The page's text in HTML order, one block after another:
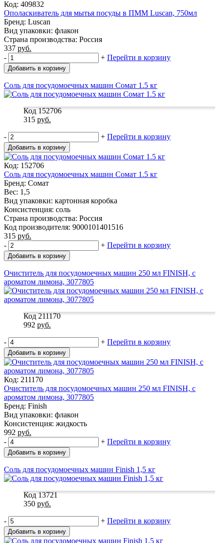
Код: 409832
Ополаскиватель для мытья посуды в ПММ Luscan, 750мл
Бренд: Luscan
Вид упаковки: флакон
Страна производства: Россия
337 руб.
-
+ Перейти в корзину
Добавить в корзину
Соль для посудомоечных машин Сомат 1.5 кг
Код 152706
315 руб.
- + Перейти в корзину
Добавить в корзину
Код: 152706
Соль для посудомоечных машин Сомат 1.5 кг
Бренд: Сомат
Вес: 1,5
Вид упаковки: картонная коробка
Консистенция: соль
Страна производства: Россия
Код производителя: 9000101401516
315 руб.
-
+ Перейти в корзину
Добавить в корзину
Очиститель для посудомоечных машин 250 мл FINISH, с
ароматом лимона, 3077805
Код 211170
992 руб.
- + Перейти в корзину
Добавить в корзину
Код: 211170
Очиститель для посудомоечных машин 250 мл FINISH, с
ароматом лимона, 3077805
Бренд: Finish
Вид упаковки: флакон
Консистенция: жидкость
992 руб.
-
+ Перейти в корзину
Добавить в корзину
Соль для посудомоечных машин Finish 1,5 кг
Код 13721
350 руб.
- + Перейти в корзину
Добавить в корзину